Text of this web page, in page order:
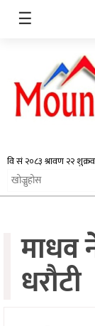
समाचार
प्रदेश
अर्थतन्त्र
स्वास्थ्य
☰
माधव
धरौटी